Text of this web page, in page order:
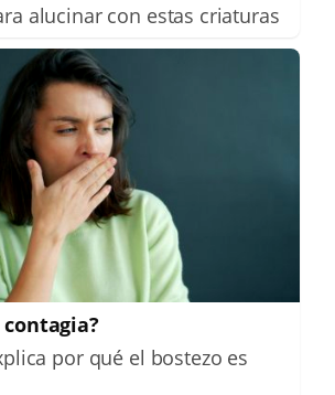
alucinar con estas criaturas
contagia?
por qué el bostezo es